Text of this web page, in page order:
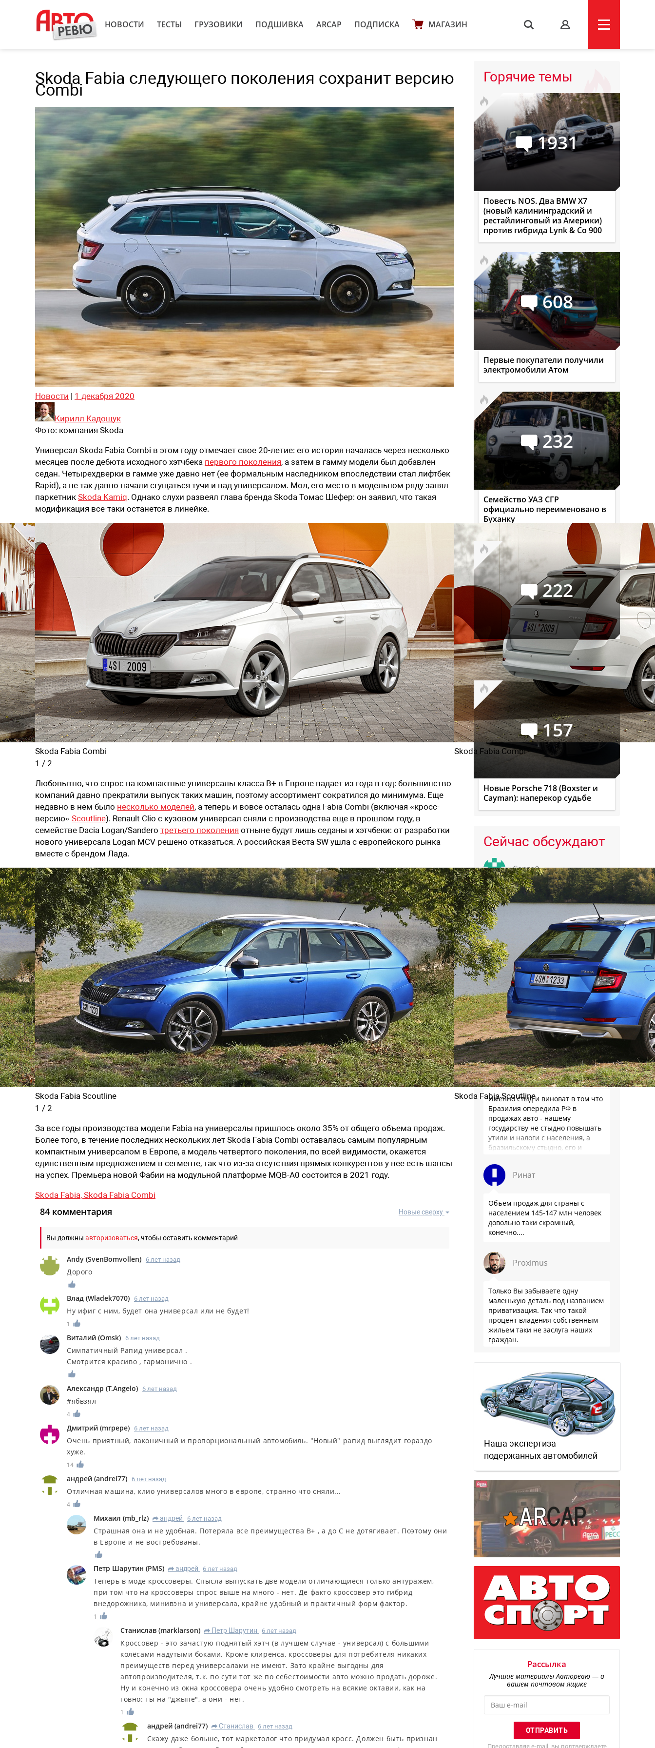
НОВОСТИ ТЕСТЫ ГРУЗОВИКИ ПОДШИВКА ARCAP ПОДПИСКА МАГАЗИН s
Skoda Fabia следующего поколения сохранит версию
Combi
Новости | 1 декабря 2020
Кирилл Кадощук
Фото: компания Skoda
Универсал Skoda Fabia Combi в этом году отмечает свое 20-летие: его история началась через несколько
месяцев после дебюта исходного хэтчбека первого поколения, а затем в гамму модели был добавлен
седан. Четырехдверки в гамме уже давно нет (ее формальным наследником впоследствии стал лифтбек
Rapid), а не так давно начали сгущаться тучи и над универсалом. Мол, его место в модельном ряду занял
паркетник Skoda Kamiq. Однако слухи развеял глава бренда Skoda Томас Шефер: он заявил, что такая
модификация все-таки останется в линейке.
Skoda Fabia Combi
Skoda Fabia Combi
1 / 2
Любопытно, что спрос на компактные универсалы класса B+ в Европе падает из года в год: большинство
компаний давно прекратили выпуск таких машин, поэтому ассортимент сократился до минимума. Еще
недавно в нем было несколько моделей, а теперь и вовсе осталась одна Fabia Combi (включая «кросс-
версию» Scoutline). Renault Clio с кузовом универсал сняли с производства еще в прошлом году, в
семействе Dacia Logan/Sandero третьего поколения отныне будут лишь седаны и хэтчбеки: от разработки
нового универсала Logan MCV решено отказаться. А российская Веста SW ушла с европейского рынка
вместе с брендом Лада.
Skoda Fabia Scoutline
Skoda Fabia Scoutline
1 / 2
За все годы производства модели Fabia на универсалы пришлось около 35% от общего объема продаж.
Более того, в течение последних нескольких лет Skoda Fabia Combi оставалась самым популярным
компактным универсалом в Европе, а модель четвертого поколения, по всей видимости, окажется
единственным предложением в сегменте, так что из-за отсутствия прямых конкурентов у нее есть шансы
на успех. Премьера новой Фабии на модульной платформе MQB-A0 состоится в 2021 году.
Skoda Fabia, Skoda Fabia Combi
Новые сверху
84 комментария
Вы должны авторизоваться, чтобы оставить комментарий
Andy (SvenBomvollen) 6 лет назад
Дорого
Влад (Wladek7070) 6 лет назад
Ну ифиг с ним, будет она универсал или не будет!
1
Виталий (Omsk) 6 лет назад
Симпатичный Рапид универсал .
Смотрится красиво , гармонично .
Александр (T.Angelo) 6 лет назад
#ябвзял
4
Дмитрий (mrpepe) 6 лет назад
Очень приятный, лаконичный и пропорциональный автомобиль. "Новый" рапид выглядит гораздо
хуже.
14
андрей (andrei77) 6 лет назад
Отличная машина, клио универсалов много в европе, странно что сняли...
4
Михаил (mb_rlz) R андрей 6 лет назад
Страшная она и не удобная. Потеряла все преимущества В+ , а до С не дотягивает. Поэтому они
в Европе и не востребованы.
Петр Шарутин (PMS) R андрей 6 лет назад
Теперь в моде кроссоверы. Спысла выпускать две модели отличающиеся только антуражем,
при том что на кроссоверы спрос выше на много - нет. Де факто кроссовер это гибрид
внедорожника, минивэна и универсала, крайне удобный и практичный форм фактор.
1
Станислав (marklarson) R Петр Шарутин 6 лет назад
Кроссовер - это зачастую поднятый хэтч (в лучшем случае - универсал) с большими
колёсами надутыми боками. Кроме клиренса, кроссоверы для потребителя никаких
преимуществ перед универсалами не имеют. Зато крайне выгодны для
автопроизводителя, т.к. по сути тот же по себестоимости авто можно продать дороже.
Ну и конечно из окна кроссовера очень удобно смотреть на всякие октавии, как на
говно: ты на "джыпе", а они - нет.
1
андрей (andrei77) R Станислав 6 лет назад
Скажу даже больше, тот маркетолог что придумал кросс. Должен быть признан
Горячие темы
1931
Повесть NOS. Два BMW X7
(новый калининградский и
рестайлинговый из Америки)
против гибрида Lynk & Co 900
608
Первые покупатели получили
электромобили Атом
232
Семейство УАЗ СГР
официально переименовано в
Буханку
222
Российский авторынок в июле:
лучший месяц текущего года
157
Новые Porsche 718 (Boxster и
Cayman): наперекор судьбе
Сейчас обсуждают
Сергей
Докатались, база для сравнения -
Пакистан... Хотя, к нашему стыду,
уже даже в Бразилии продажи
новых авто в пересчете на
население выше.
Иван
Это вполне объективный
показатель уровня
благосостояния. И чем новее
машины, тем чище выхлоп и
выше безопасность. Так что да,
новый машины помогают быть
здоровее.
Леопольд
Именно стыд и виноват в том что
Бразилия опередила РФ в
продажах авто - нашему
государству не стыдно повышать
утили и налоги с населения, а
бразильскому стыдно, его и
Ринат
Объем продаж для страны с
населением 145-147 млн человек
довольно таки скромный,
конечно....
Proximus
Только Вы забываете одну
маленькую деталь под названием
приватизация. Так что такой
процент владения собственным
жильем таки не заслуга наших
граждан.
Наша экспертиза
подержанных автомобилей
Рассылка
Лучшие материалы Авторевю — в
вашем почтовом ящике
Предоставляя e-mail, вы подтверждаете